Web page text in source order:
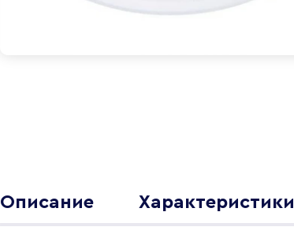
Описание Характеристики